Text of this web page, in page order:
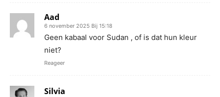
Aad
6 november 2025 Bij 15:18
Geen kabaal voor Sudan , of is dat hun kleur
niet?
Reageer
Silvia